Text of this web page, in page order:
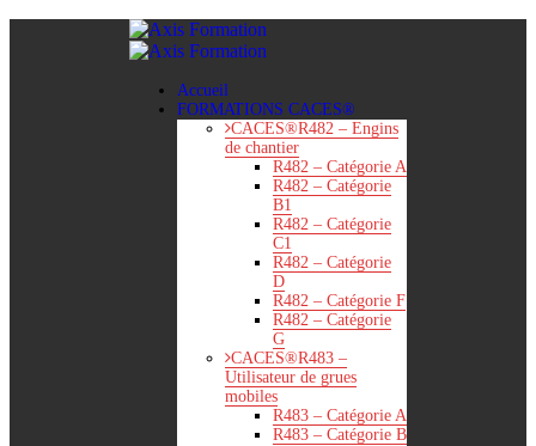
Accueil
FORMATIONS CACES®
CACES®R482 – Engins
de chantier
R482 – Catégorie A
R482 – Catégorie
B1
R482 – Catégorie
C1
R482 – Catégorie
D
R482 – Catégorie F
R482 – Catégorie
G
CACES®R483 –
Utilisateur de grues
mobiles
R483 – Catégorie A
R483 – Catégorie B